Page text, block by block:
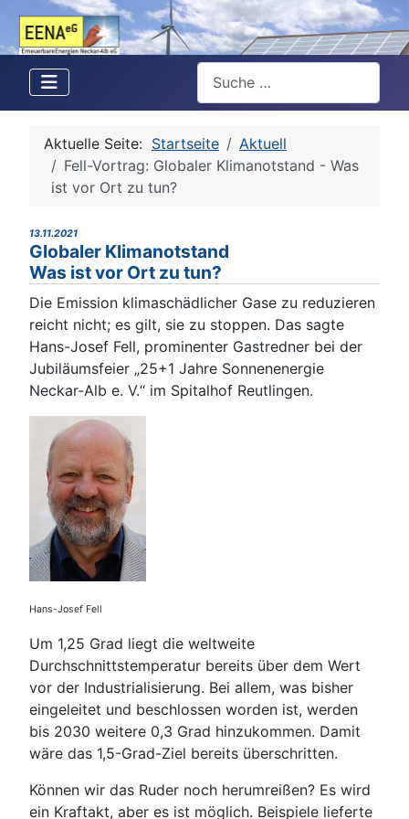
Suchen
Aktuelle Seite: Startseite
Aktuell
Fell-Vortrag: Globaler Klimanotstand - Was
ist vor Ort zu tun?
13.11.2021
Globaler Klimanotstand
Was ist vor Ort zu tun?
Die Emission klimaschädlicher Gase zu reduzieren
reicht nicht; es gilt, sie zu stoppen. Das sagte
Hans-Josef Fell, prominenter Gastredner bei der
Jubiläumsfeier „25+1 Jahre Sonnenenergie
Neckar-Alb e. V.“ im Spitalhof Reutlingen.
Hans-Josef Fell
Um 1,25 Grad liegt die weltweite
Durchschnittstemperatur bereits über dem Wert
vor der Industrialisierung. Bei allem, was bisher
eingeleitet und beschlossen worden ist, werden
bis 2030 weitere 0,3 Grad hinzukommen. Damit
wäre das 1,5-Grad-Ziel bereits überschritten.
Können wir das Ruder noch herumreißen? Es wird
ein Kraftakt, aber es ist möglich. Beispiele lieferte